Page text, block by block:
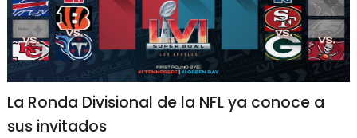
La Ronda Divisional de la NFL ya conoce a
sus invitados